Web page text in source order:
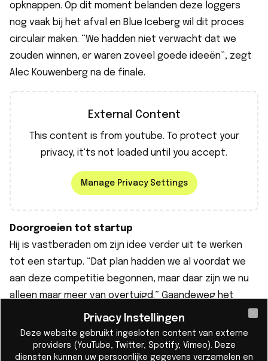
opknappen. Op dit moment belanden deze loggers
nog vaak bij het afval en Blue Iceberg wil dit proces
circulair maken. “We hadden niet verwacht dat we
zouden winnen, er waren zoveel goede ideeën”, zegt
Alec Kouwenberg na de finale.
External Content
This content is from youtube. To protect your
privacy, it'ts not loaded until you accept.
Manage Privacy Settings
Doorgroeien tot startup
Hij is vastberaden om zijn idee verder uit te werken
tot een startup. “Dat plan hadden we al voordat we
aan deze competitie begonnen, maar daar zijn we nu
alleen maar meer van overtuigd.” Gaandeweg het
programma kwam hij in contact met verschillende
professoren en partners in het Brainport-
ecosysteem, waaronder afvalverwerker PreZero. “We
Privacy Instellingen
Deze website gebruikt ingesloten content van externe
providers (YouTube, Twitter, Spotify, Vimeo). Deze
diensten kunnen uw persoonlijke gegevens verzamelen en